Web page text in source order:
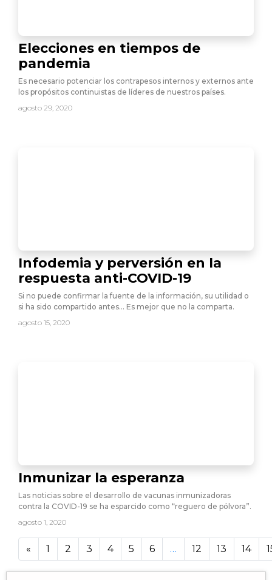
Elecciones en tiempos de
pandemia
Es necesario potenciar los contrapesos internos y externos ante
los propósitos continuistas de líderes de nuestros países.
agosto 29, 2020
Infodemia y perversión en la
respuesta anti-COVID-19
Si no puede confirmar la fuente de la información, su utilidad o
si ha sido compartido antes… Es mejor que no la comparta.
agosto 15, 2020
Inmunizar la esperanza
Las noticias sobre el desarrollo de vacunas inmunizadoras
contra la COVID-19 se ha esparcido como “reguero de pólvora”.
agosto 1, 2020
« 1 2 3 4 5 6 … 12 13 14